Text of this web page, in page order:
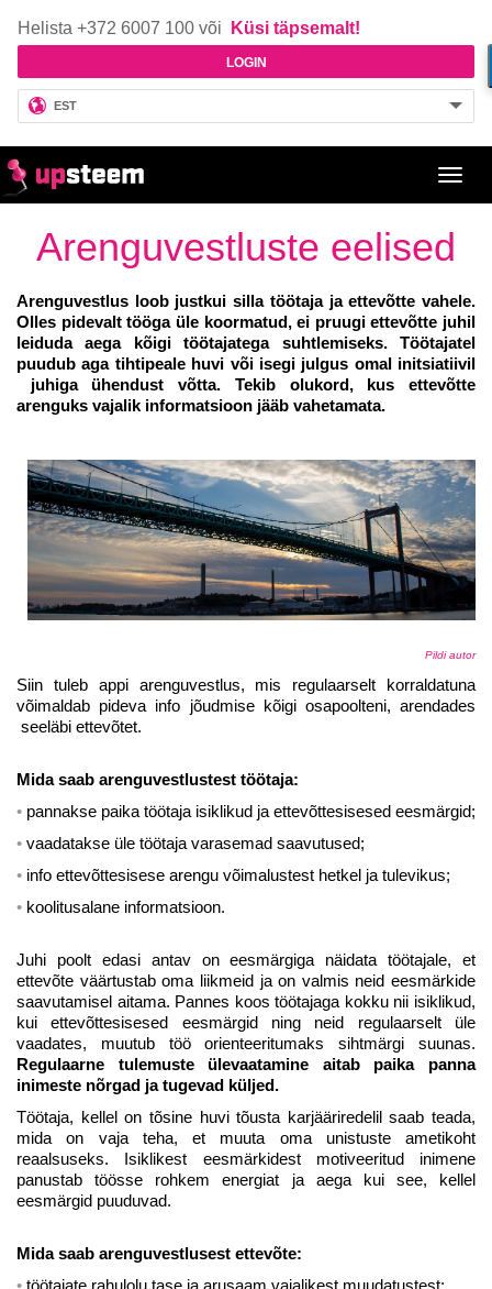
Helista +372 6007 100 või Küsi täpsemalt!
LOGIN
EST
Arenguvestluste eelised
Arenguvestlus loob justkui silla töötaja ja ettevõtte vahele.
Olles pidevalt tööga üle koormatud, ei pruugi ettevõtte juhil
leiduda aega kõigi töötajatega suhtlemiseks. Töötajatel
puudub aga tihtipeale huvi või isegi julgus omal initsiatiivil
juhiga ühendust võtta. Tekib olukord, kus ettevõtte
arenguks vajalik informatsioon jääb vahetamata.
Pildi autor
Siin tuleb appi arenguvestlus, mis regulaarselt korraldatuna
võimaldab pideva info jõudmise kõigi osapoolteni, arendades
seeläbi ettevõtet.
Mida saab arenguvestlustest töötaja:
pannakse paika töötaja isiklikud ja ettevõttesisesed eesmärgid;
vaadatakse üle töötaja varasemad saavutused;
info ettevõttesisese arengu võimalustest hetkel ja tulevikus;
koolitusalane informatsioon.
Juhi poolt edasi antav on eesmärgiga näidata töötajale, et
ettevõte väärtustab oma liikmeid ja on valmis neid eesmärkide
saavutamisel aitama. Pannes koos töötajaga kokku nii isiklikud,
kui ettevõttesisesed eesmärgid ning neid regulaarselt üle
vaadates, muutub töö orienteeritumaks sihtmärgi suunas.
Regulaarne tulemuste ülevaatamine aitab paika panna
inimeste nõrgad ja tugevad küljed.
Töötaja, kellel on tõsine huvi tõusta karjääriredelil saab teada,
mida on vaja teha, et muuta oma unistuste ametikoht
reaalsuseks. Isiklikest eesmärkidest motiveeritud inimene
panustab töösse rohkem energiat ja aega kui see, kellel
eesmärgid puuduvad.
Mida saab arenguvestlusest ettevõte: